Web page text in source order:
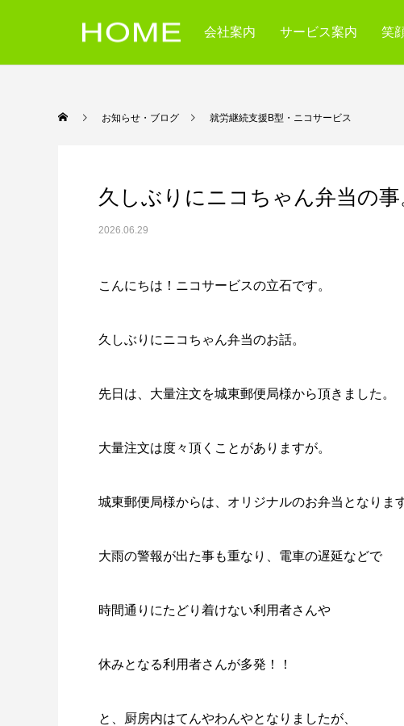
会社案内 サービス案内 笑
お知らせ・ブログ 就労継続支援B型・ニコサービス
久しぶりにニコちゃん弁当の事
2026.06.29
こんにちは！ニコサービスの立石です。
久しぶりにニコちゃん弁当のお話。
先日は、大量注文を城東郵便局様から頂きました。
大量注文は度々頂くことがありますが。
城東郵便局様からは、オリジナルのお弁当となりま
大雨の警報が出た事も重なり、電車の遅延などで
時間通りにたどり着けない利用者さんや
休みとなる利用者さんが多発！！
と、厨房内はてんやわんやとなりましたが、